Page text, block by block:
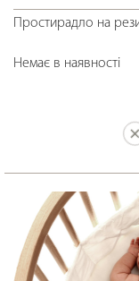
Простирадло на
Немає в наявності